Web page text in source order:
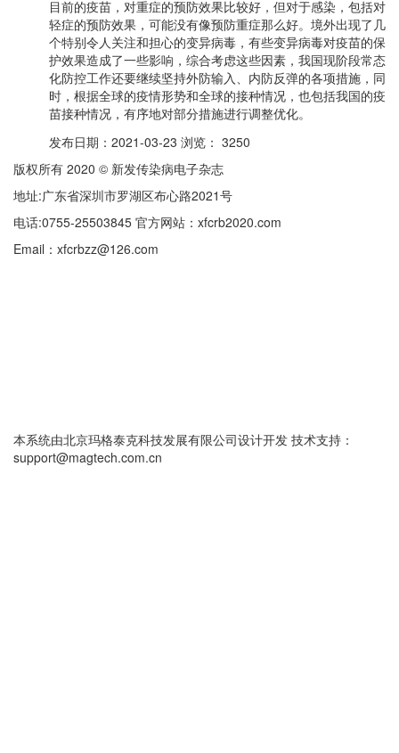
目前的疫苗，对重症的预防效果比较好，但对于感染，包括对
轻症的预防效果，可能没有像预防重症那么好。境外出现了几
个特别令人关注和担心的变异病毒，有些变异病毒对疫苗的保
护效果造成了一些影响，综合考虑这些因素，我国现阶段常态
化防控工作还要继续坚持外防输入、内防反弹的各项措施，同
时，根据全球的疫情形势和全球的接种情况，也包括我国的疫
苗接种情况，有序地对部分措施进行调整优化。
发布日期：2021-03-23 浏览： 3250
版权所有 2020 © 新发传染病电子杂志
地址:广东省深圳市罗湖区布心路2021号
电话:0755-25503845 官方网站：xfcrb2020.com
Email：xfcrbzz@126.com
本系统由北京玛格泰克科技发展有限公司设计开发 技术支持：
support@magtech.com.cn